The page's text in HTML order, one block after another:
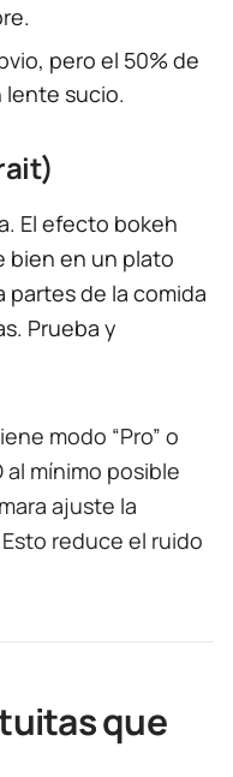
pero el 50% de
lente sucio.
El efecto bokeh
bien en un plato
partes de la comida
Prueba y
modo “Pro” o
al mínimo posible
ajuste la
reduce el ruido
que